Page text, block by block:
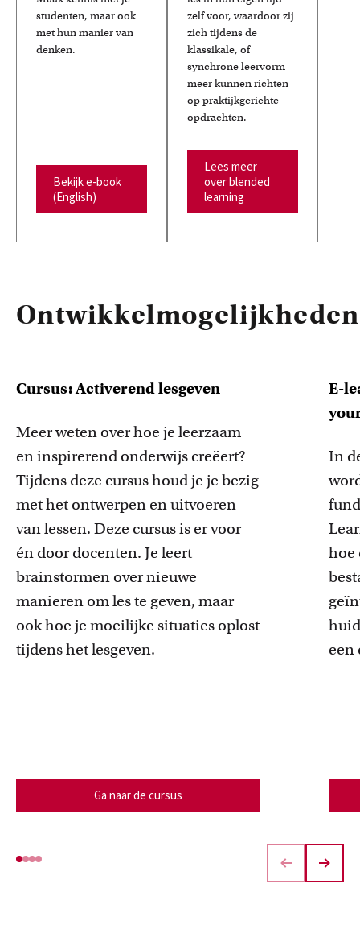
studenten, maar ook
met hun manier van
denken.
Bekijk e-book
(English)
zelf voor, waardoor zij
zich tijdens de
klassikale, of
synchrone leervorm
meer kunnen richten
op praktijkgerichte
opdrachten.
Lees meer
over blended
learning
Ontwikkelmogelijkheden
Cursus: Activerend lesgeven
Meer weten over hoe je leerzaam
en inspirerend onderwijs creëert?
Tijdens deze cursus houd je je bezig
met het ontwerpen en uitvoeren
van lessen. Deze cursus is er voor
én door docenten. Je leert
brainstormen over nieuwe
manieren om les te geven, maar
ook hoe je moeilijke situaties oplost
tijdens het lesgeven.
Ga naar de cursus
E-
In
hoe
een